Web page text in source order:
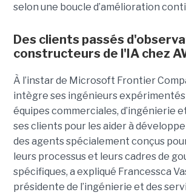
selon une boucle d’amélioration
Des clients passés
constructeurs de l'IA chez
À l’instar de Microsoft Frontier
intègre ses ingénieurs expérimentés
équipes commerciales, d’ingénierie
ses clients pour les aider à
des agents spécialement conçus
leurs processus et leurs cadres de
spécifiques, a expliqué Francessca
présidente de l’ingénierie et des